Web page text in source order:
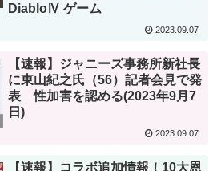
DiabloⅣ ゲーム
2023.09.07
【速報】ジャニーズ事務所新社長
に東山紀之氏（56）記者会見で発
表 性加害を認める(2023年9月7
日)
2023.09.07
【速報】コラボ追加情報！10大恩